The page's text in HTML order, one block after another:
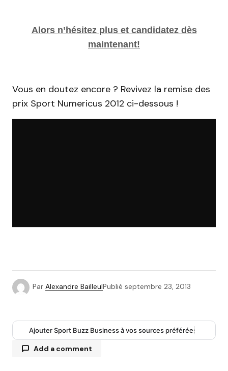
Alors n’hésitez plus et candidatez dès
maintenant!
Vous en doutez encore ? Revivez la remise des
prix Sport Numericus 2012 ci-dessous !
Par Alexandre BailleulPublié septembre 23, 2013
Ajouter Sport Buzz Business à vos sources préférées
Add a comment